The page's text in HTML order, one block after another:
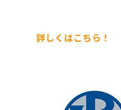
詳しくはこちら！